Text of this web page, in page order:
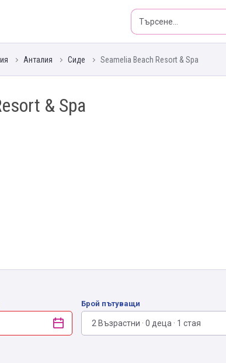
пътуваш
Анталия Сиде Seamelia Beach Resort & Spa
& Spa
Брой пътуващи
2 Възрастни · 0 деца · 1 стая